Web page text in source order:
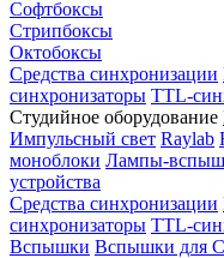
Софтбоксы
Стрипбоксы
Октобоксы
Средства синхронизации
синхронизаторы TTL-
Студийное оборудование
Импульсный свет Raylab
моноблоки Лампы-
устройства
Средства синхронизации
синхронизаторы TTL-
Вспышки Вспышки для